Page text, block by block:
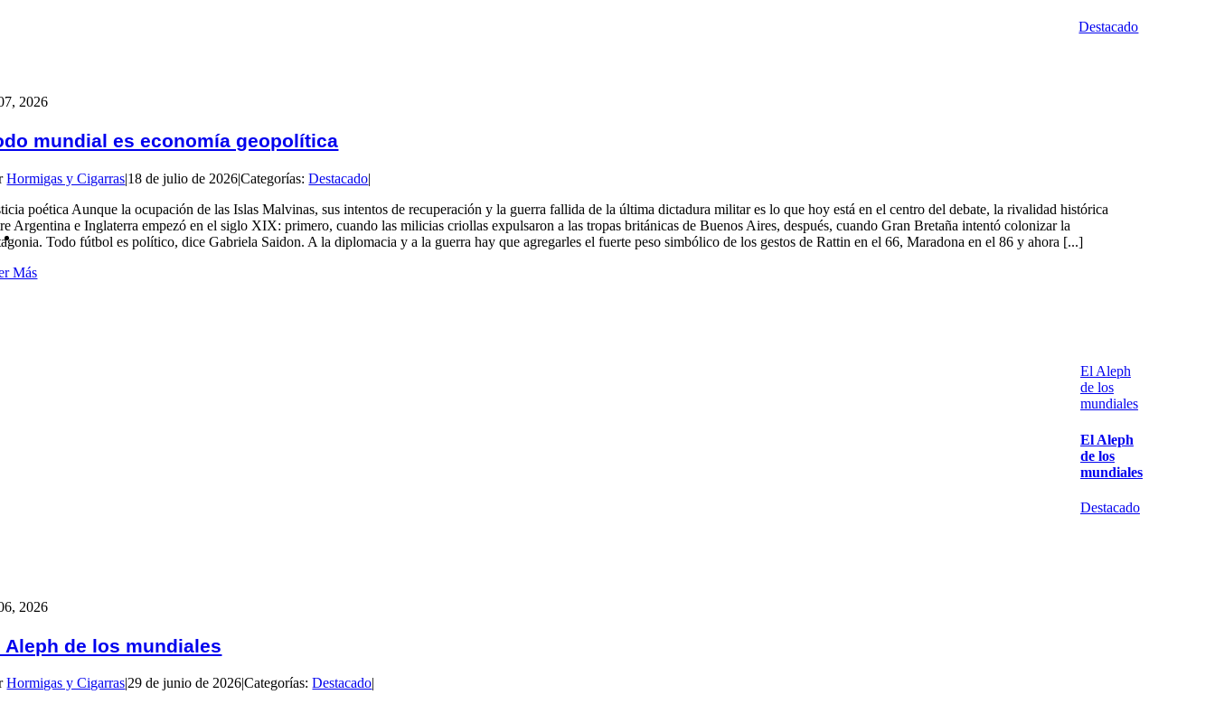
Destacado
2026
mundial es economía geopolítica
Hormigas y Cigarras|18 de julio de 2026|Categorías:Destacado|
poética Aunque la ocupación de las Islas Malvinas, sus intentos de recuperación y la guerra fallida de la última dictadura militar es lo que hoy está en el centro del debate, la rivalidad histórica
Argentina e Inglaterra empezó en el siglo XIX: primero, cuando las milicias criollas expulsaron a las tropas británicas de Buenos Aires, después, cuando Gran Bretaña intentó colonizar la
Todo fútbol es político, dice Gabriela Saidon. A la diplomacia y a la guerra hay que agregarles el fuerte peso simbólico de los gestos de Rattin en el 66, Maradona en el 86 y ahora [...]
Más
El Aleph
de los
mundiales
El Aleph
de los
mundiales
Destacado
2026
Aleph de los mundiales
Hormigas y Cigarras|29 de junio de 2026|Categorías:Destacado|